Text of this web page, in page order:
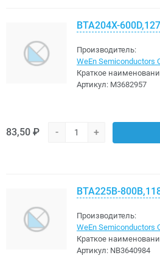
BTA204X-
Производитель:
WeEn Semiconductors
Краткое
Артикул: M3682957
83,50 ₽ - +
BTA225B-
Производитель:
WeEn Semiconductors
Краткое
Артикул: NB3640984